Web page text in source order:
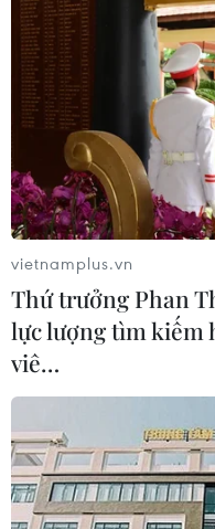
Thời tiết ngày 9/8:
Bộ ngày nắng nóng,
dông
08/08/2026 23:08
vietnamplus.vn
Thứ trưởng Phan
lực lượng tìm kiếm
viê…